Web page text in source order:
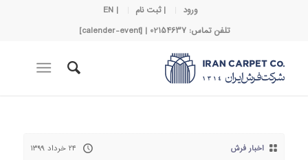
ورود | ثبت نام
| EN
تلفن تماس: 02154637 | [calender-event]
اخبار فرش ۲۴ خرداد ۱۳۹۹